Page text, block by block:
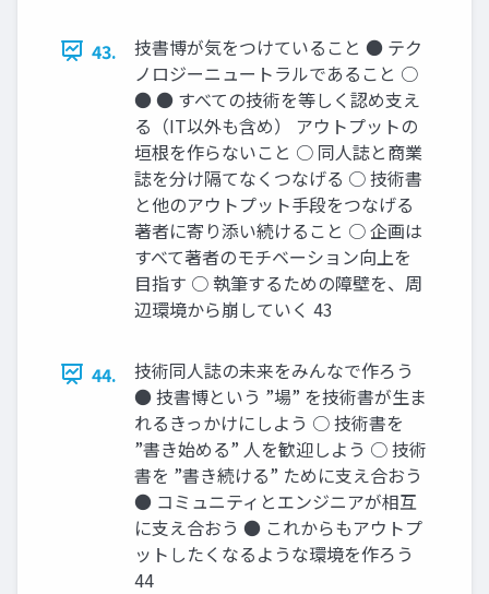
43.
技書博が気をつけていること ● テク
ノロジーニュートラルであること ○
● ● すべての技術を等しく認め支え
る（IT以外も含め） アウトプットの
垣根を作らないこと ○ 同人誌と商業
誌を分け隔てなくつなげる ○ 技術書
と他のアウトプット手段をつなげる
著者に寄り添い続けること ○ 企画は
すべて著者のモチベーション向上を
目指す ○ 執筆するための障壁を、周
辺環境から崩していく 43
44.
技術同人誌の未来をみんなで作ろう
● 技書博という ”場” を技術書が生ま
れるきっかけにしよう ○ 技術書を
”書き始める” 人を歓迎しよう ○ 技術
書を ”書き続ける” ために支え合おう
● コミュニティとエンジニアが相互
に支え合おう ● これからもアウトプ
ットしたくなるような環境を作ろう
44